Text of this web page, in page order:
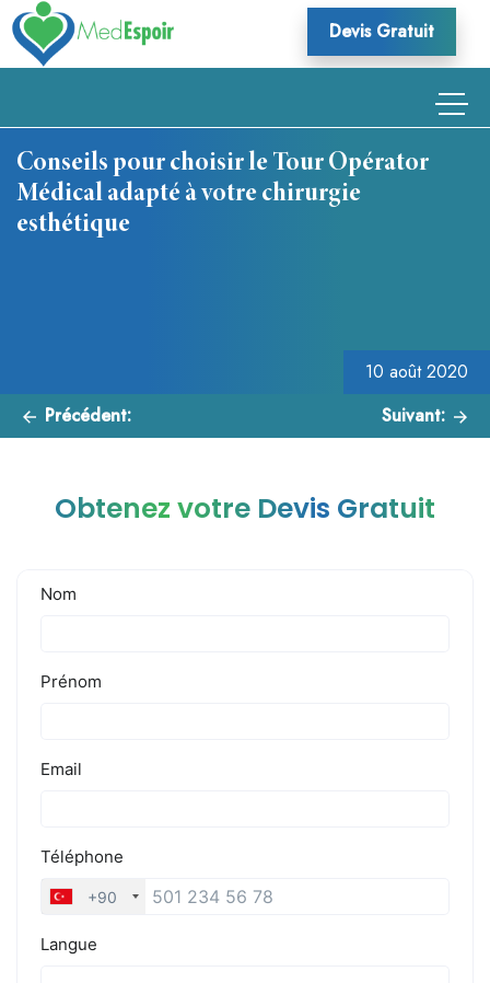
Skip
to
content
Devis Gratuit
Conseils pour choisir le Tour Opérator
Médical adapté à votre chirurgie
esthétique
10 août 2020
Précédent: Suivant:
Obtenez votre Devis Gratuit